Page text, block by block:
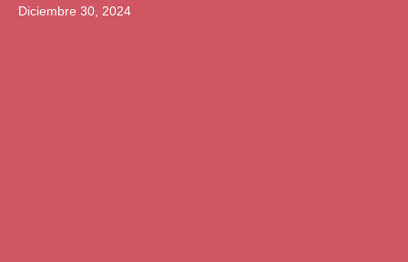
Diciembre 30, 2024